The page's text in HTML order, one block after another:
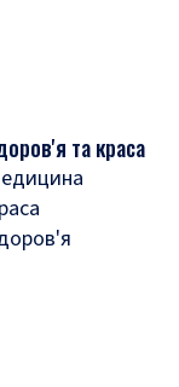
та краса